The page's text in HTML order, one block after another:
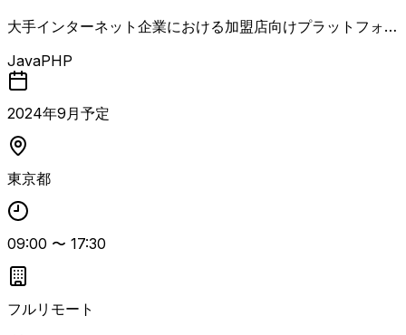
大手インターネット企業における加盟店向けプラットフォー
ムをJavaへマイグレーションする開発チームに参画し、シ
ニアSEとして技術面と進行面の両面からリードしていただ
きます。 AIアシスタント（Claude）を積極的に活用しなが
ら設計・実装・レビューを行い、若手からミドル層エンジニ
アへの技術フォローやコードレビュー、タスクの切り出し、
定です。 社員エンジニアを含むチーム全体の開発品質と生
産性向上に責任を持ち、マイグレーション方針の整理やリス
クの洗い出し、ステークホルダーとの調整なども期待されて
います。 長期想定の案件で、フルリモート環境下でのリー
ド経験やAIを用いた開発経験がある方に特にマッチしま
す。
JavaPHP
2024年9月予定
東京都
09:00 〜 17:30
フルリモート